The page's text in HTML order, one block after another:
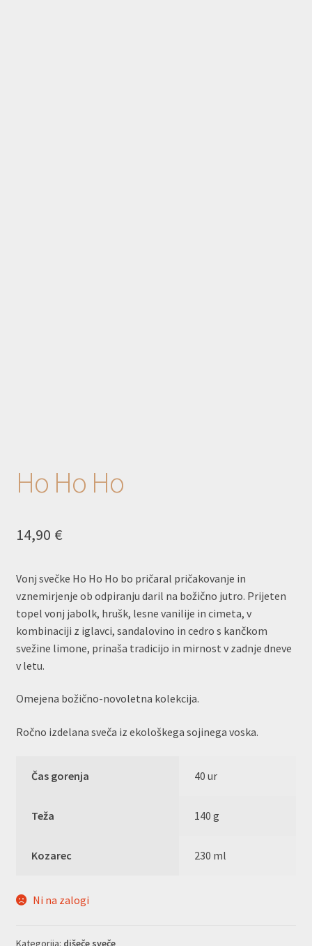
Ho Ho Ho
14,90 €
Vonj svečke Ho Ho Ho bo pričaral pričakovanje in
vznemirjenje ob odpiranju daril na božično jutro. Prijeten
topel vonj jabolk, hrušk, lesne vanilije in cimeta, v
kombinaciji z iglavci, sandalovino in cedro s kančkom
svežine limone, prinaša tradicijo in mirnost v zadnje dneve
v letu.
Omejena božično-novoletna kolekcija.
Ročno izdelana sveča iz ekološkega sojinega voska.
Čas gorenja 40 ur
Teža 140 g
Kozarec 230 ml
Ni na zalogi
Kategorija: dišeče sveče